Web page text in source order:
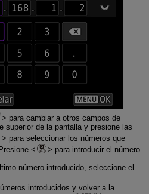
para cambiar a otros campos de
superior de la pantalla y presione las
para seleccionar los números que
para introducir el número
número introducido, seleccione el
introducidos y volver a la